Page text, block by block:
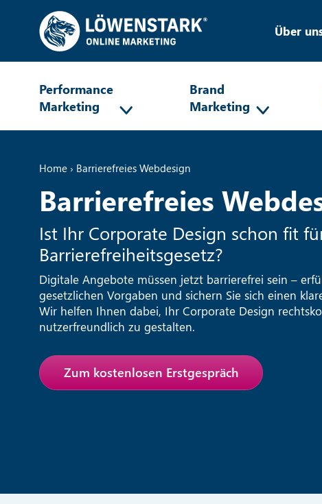
Über
Performance
Marketing
Brand
Marketing
Home › Barrierefreies Webdesign
Barrierefreies
Ist Ihr Corporate Design schon fit
Barrierefreiheitsgesetz?
Digitale Angebote müssen jetzt barrierefrei sein –
gesetzlichen Vorgaben und sichern Sie sich einen
Wir helfen Ihnen dabei, Ihr Corporate Design
nutzerfreundlich zu gestalten.
Zum kostenlosen Erstgespräch